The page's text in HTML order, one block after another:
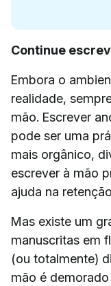
Continue
Embora o
realidade,
mão. Escrever
pode ser uma
mais orgânico,
escrever à mão
ajuda na
Mas existe um
manuscritas em
(ou totalmente)
mão é